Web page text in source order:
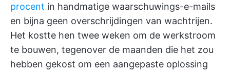
procent in handmatige waarschuwings-e-mails
en bijna geen overschrijdingen van wachtrijen.
Het kostte hen twee weken om de werkstroom
te bouwen, tegenover de maanden die het zou
hebben gekost om een aangepaste oplossing